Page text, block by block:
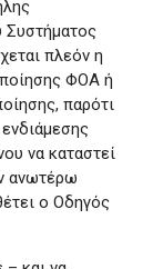
Συστήματος
πλεόν η
ΦΟΑ ή
παρότι
να καταστεί
ανωτέρω
ο Οδηγός